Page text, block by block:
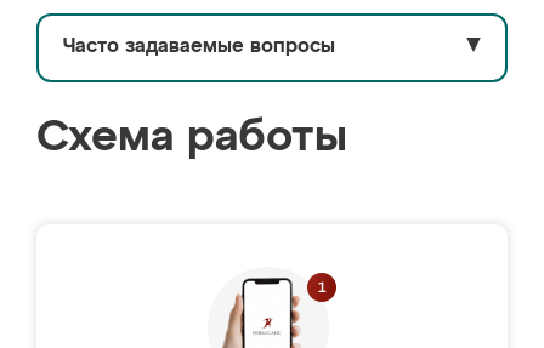
Часто задаваемые вопросы ▼
Схема работы